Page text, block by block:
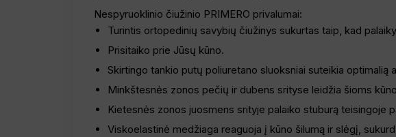
Nespyruoklinio čiužinio PRIMERO privalumai:
Turintis ortopedinių savybių čiužinys sukurtas taip, kad
Prisitaiko prie Jūsų kūno.
Skirtingo tankio putų poliuretano sluoksniai suteikia optimalią
Minkštesnės zonos pečių ir dubens srityse leidžia šioms
Kietesnės zonos juosmens srityje palaiko stuburą teisingoje
Viskoelastinė medžiaga reaguoja į kūno šilumą ir slėgį,